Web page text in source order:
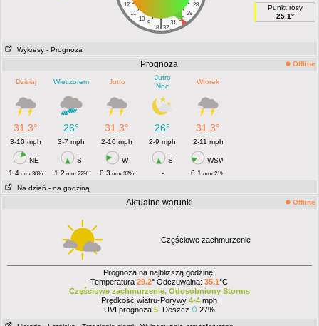
12
28
11
29
10
30
9 31
|
8 32
Punkt rosy
25.1°
Wykresy - Prognoza
Prognoza Offline
Dzisiaj Wieczorem Jutro
Jutro
Noc
Wtorek
31.3° 26° 31.3° 26° 31.3°
3-10 mph 3-7 mph 2-10 mph 2-9 mph 2-11 mph
NE S W S
WSW
1.4 mm 30% 1.2 mm 22% 0.3 mm 37% - 0.1 mm 21%
Na dzień - na godziną
Aktualne warunki Offline
Częściowe zachmurzenie
Prognoza na najbliższą godzinę:
Temperatura29.2° Odczuwalna:35.1°C
Częściowe zachmurzenie, Odosobniony Storms
Prędkość wiatru-Porywy 4-4 mph
UVI prognoza 5Deszcz 27%